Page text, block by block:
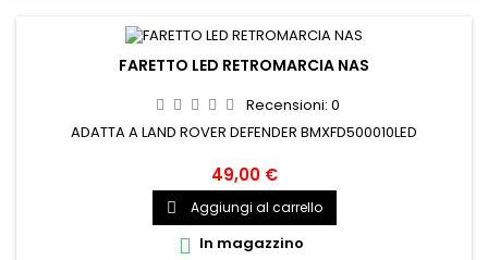
FARETTO LED RETROMARCIA NAS
Recensioni: 0
ADATTA A LAND ROVER DEFENDER BMXFD500010LED
49,00 €
 Aggiungi al carrello
 In magazzino